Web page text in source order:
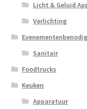
Licht & Geluid
Verlichting
Sanitair
Foodtrucks
Keuken
Apparatuur